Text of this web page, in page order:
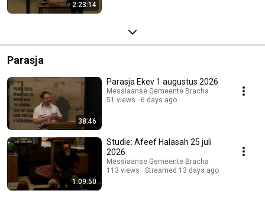
2:23:14
Parasja
38:46
Parasja Ekev 1 augustus 2026
Messiaanse Gemeente Bracha
51 views
6 days ago
1:09:50
Studie: Afeef Halasah 25 juli
2026
Messiaanse Gemeente Bracha
113 views
Streamed 13 days ago